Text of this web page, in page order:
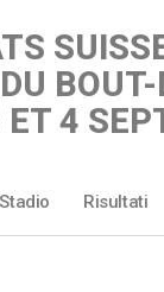
ET 4
Stadio Risultati